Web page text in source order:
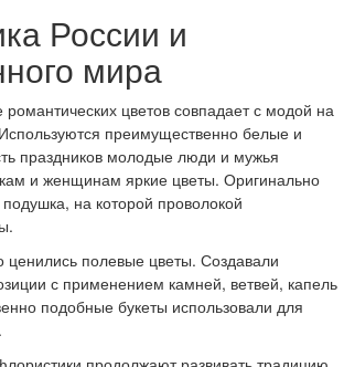
России и
мира
цветов совпадает с модой на
преимущественно белые и
праздников молодые люди и мужья
и женщинам яркие цветы. Оригинально
на которой проволокой
ценились полевые цветы. Создавали
с применением камней, ветвей, капель
подобные букеты использовали для